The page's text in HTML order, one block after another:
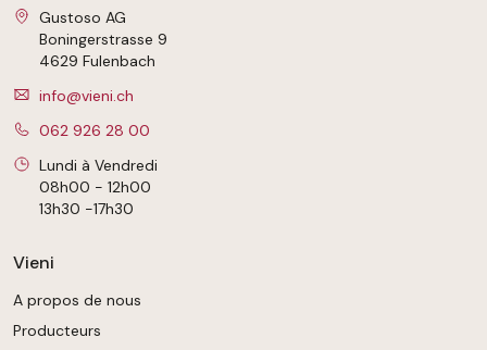
Gustoso AG
Boningerstrasse 9
4629 Fulenbach
info@vieni.ch
062 926 28 00
Lundi à Vendredi
08h00 - 12h00
13h30 -17h30
Vieni
A propos de nous
Producteurs